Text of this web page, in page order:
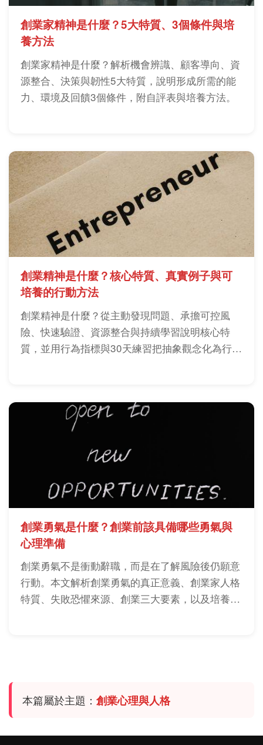
創業家精神是什麼？5大特質、3個條件與培
養方法
創業家精神是什麼？解析機會辨識、顧客導向、資
源整合、決策與韌性5大特質，說明形成所需的能
力、環境及回饋3個條件，附自評表與培養方法。
創業精神是什麼？核心特質、真實例子與可
培養的行動方法
創業精神是什麼？從主動發現問題、承擔可控風
險、快速驗證、資源整合與持續學習說明核心特
質，並用行為指標與30天練習把抽象觀念化為行
創業勇氣是什麼？創業前該具備哪些勇氣與
心理準備
創業勇氣不是衝動辭職，而是在了解風險後仍願意
行動。本文解析創業勇氣的真正意義、創業家人格
特質、失敗恐懼來源、創業三大要素，以及培養創
本篇屬於主題： 創業心理與人格